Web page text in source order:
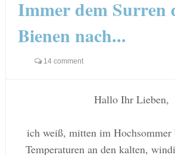
Immer dem Surren
Bienen nach...
14 comment
Hallo Ihr Lieben,
ich weiß, mitten im Hochsommer
Temperaturen an den kalten,